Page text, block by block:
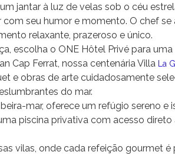
jantar à luz de velas sob o céu
seu humor e momento. O chef se
relaxante, prazeroso e único.
escolha o ONE Hôtel Privé para
Cap Ferrat, nossa centenária Villa La
e obras de arte cuidadosamente
do mar.
mar, oferece um refúgio sereno e
piscina privativa com acesso direto
vilas, onde cada refeição gourmet